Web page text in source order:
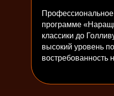
программе
классики до
высокий уровень
востребованность